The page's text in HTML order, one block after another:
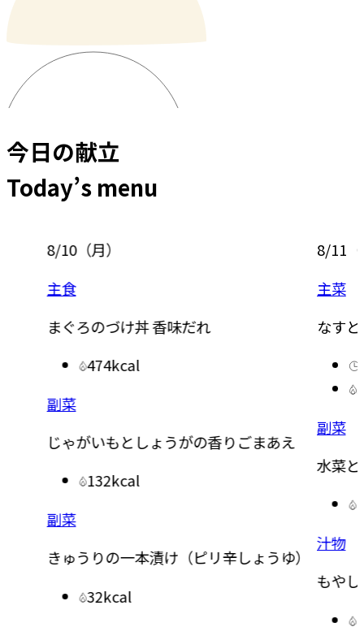
今日の献立
Today’s menu
8/10（月）
主食
まぐろのづけ丼 香味だれ
474kcal
副菜
じゃがいもとしょうがの香りごまあえ
132kcal
副菜
きゅうりの一本漬け（ピリ辛しょうゆ）
32kcal
8/11 （
主菜
なす
副菜
水菜
汁物
もや